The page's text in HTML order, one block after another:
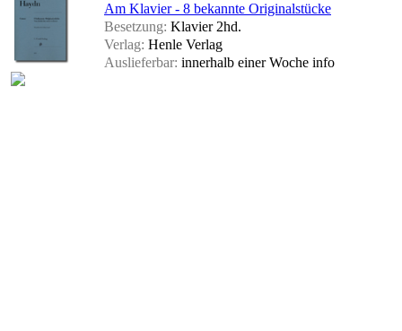
Am Klavier - 8 bekannte Originalstücke
Besetzung: Klavier 2hd.
Verlag: Henle Verlag
Auslieferbar: innerhalb einer Woche info